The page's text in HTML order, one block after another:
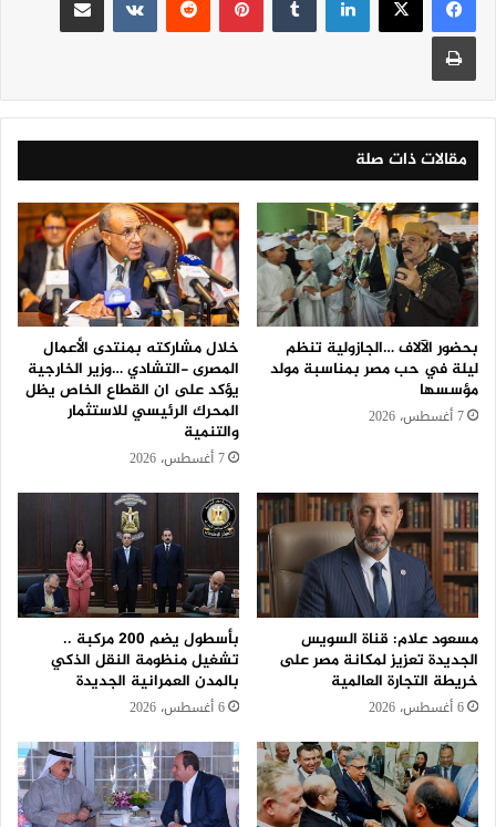
مقالات ذات صلة
بحضور الآلاف …الجازولية تنظم
ليلة في حب مصر بمناسبة مولد
مؤسسها
7 أغسطس، 2026
خلال مشاركته بمنتدى الأعمال
المصرى -التشادي …وزير الخارجية
يؤكد على ان القطاع الخاص يظل
المحرك الرئيسي للاستثمار
والتنمية
7 أغسطس، 2026
مسعود علام: قناة السويس
الجديدة تعزيز لمكانة مصر على
خريطة التجارة العالمية
6 أغسطس، 2026
بأسطول يضم 200 مركبة ..
تشغيل منظومة النقل الذكي
بالمدن العمرانية الجديدة
6 أغسطس، 2026